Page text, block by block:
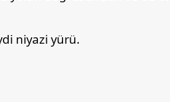
niyazi yürü.